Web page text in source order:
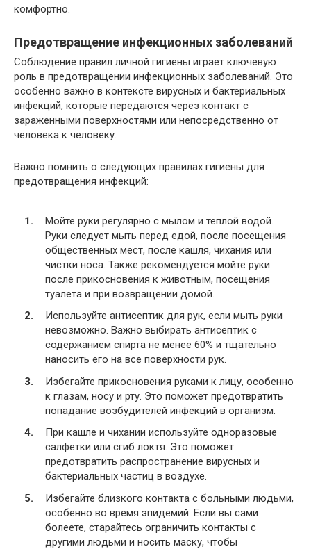
комфортно.
Предотвращение инфекционных заболеваний
Соблюдение правил личной гигиены играет ключевую
роль в предотвращении инфекционных заболеваний. Это
особенно важно в контексте вирусных и бактериальных
инфекций, которые передаются через контакт с
зараженными поверхностями или непосредственно от
человека к человеку.
Важно помнить о следующих правилах гигиены для
предотвращения инфекций:
Мойте руки регулярно с мылом и теплой водой.
Руки следует мыть перед едой, после посещения
общественных мест, после кашля, чихания или
чистки носа. Также рекомендуется мойте руки
после прикосновения к животным, посещения
туалета и при возвращении домой.
Используйте антисептик для рук, если мыть руки
невозможно. Важно выбирать антисептик с
содержанием спирта не менее 60% и тщательно
наносить его на все поверхности рук.
Избегайте прикосновения руками к лицу, особенно
к глазам, носу и рту. Это поможет предотвратить
попадание возбудителей инфекций в организм.
При кашле и чихании используйте одноразовые
салфетки или сгиб локтя. Это поможет
предотвратить распространение вирусных и
бактериальных частиц в воздухе.
Избегайте близкого контакта с больными людьми,
особенно во время эпидемий. Если вы сами
болеете, старайтесь ограничить контакты с
другими людьми и носить маску, чтобы